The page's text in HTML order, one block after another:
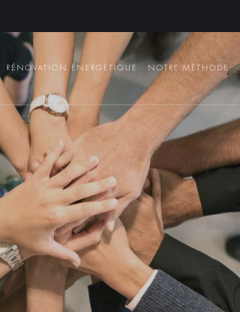
RÉNOVATION ÉNERGÉTIQUE NOTRE MÉTHODE